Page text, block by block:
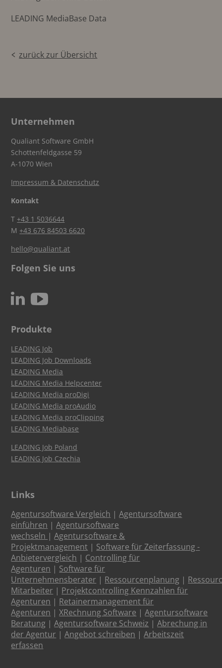
LEADING MediaBase Data
zurück zur Übersicht
Unternehmen
Qualiant Software GmbH
Schottenfeldgasse 59
A-1070 Wien
Impressum & Datenschutz
Kontakt
T+43 1 5036644
M+43 676 84503 6620
hello@qualiant.at
Folgen Sie uns
N c
Produkte
LEADING Job
LEADING Job Downloads
LEADING Media
LEADING Media Helpcenter
LEADING Media proDigi
LEADING Media proAudio
LEADING Media proClipping
LEADING Mediabase
LEADING Job Poland
LEADING Job Czechia
Links
Agentursoftware Vergleich |Agentursoftware
einführen |Agentursoftware
wechseln |Agentursoftware &
Projektmanagement | Software für Zeiterfassung -
Anbietervergleich | Controlling für
Agenturen | Software für
Unternehmensberater | Ressourcenplanung |
Mitarbeiter | Projektcontrolling Kennzahlen für
Agenturen | Retainermanagement für
Agenturen |XRechnung Software |Agentursoftware
Beratung |Agentursoftware Schweiz |Abrechung in
der Agentur |Angebot schreiben |Arbeitszeit
erfassen